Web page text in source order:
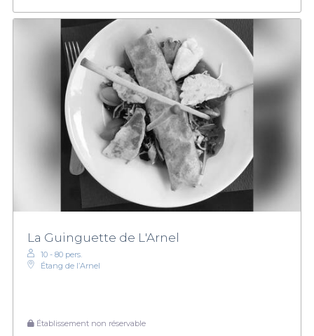
La Guinguette de L'Arnel
10 - 80 pers.
Étang de l’Arnel
Établissement non réservable